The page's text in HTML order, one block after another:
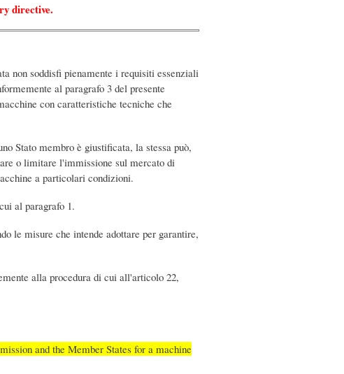
directive.
non soddisfi pienamente i requisiti essenziali
al paragrafo 3 del presente
con caratteristiche tecniche che
Stato membro è giustificata, la stessa può,
o limitare l'immissione sul mercato di
a particolari condizioni.
al paragrafo 1.
le misure che intende adottare per garantire,
alla procedura di cui all'articolo 22,
and the Member States for a machine